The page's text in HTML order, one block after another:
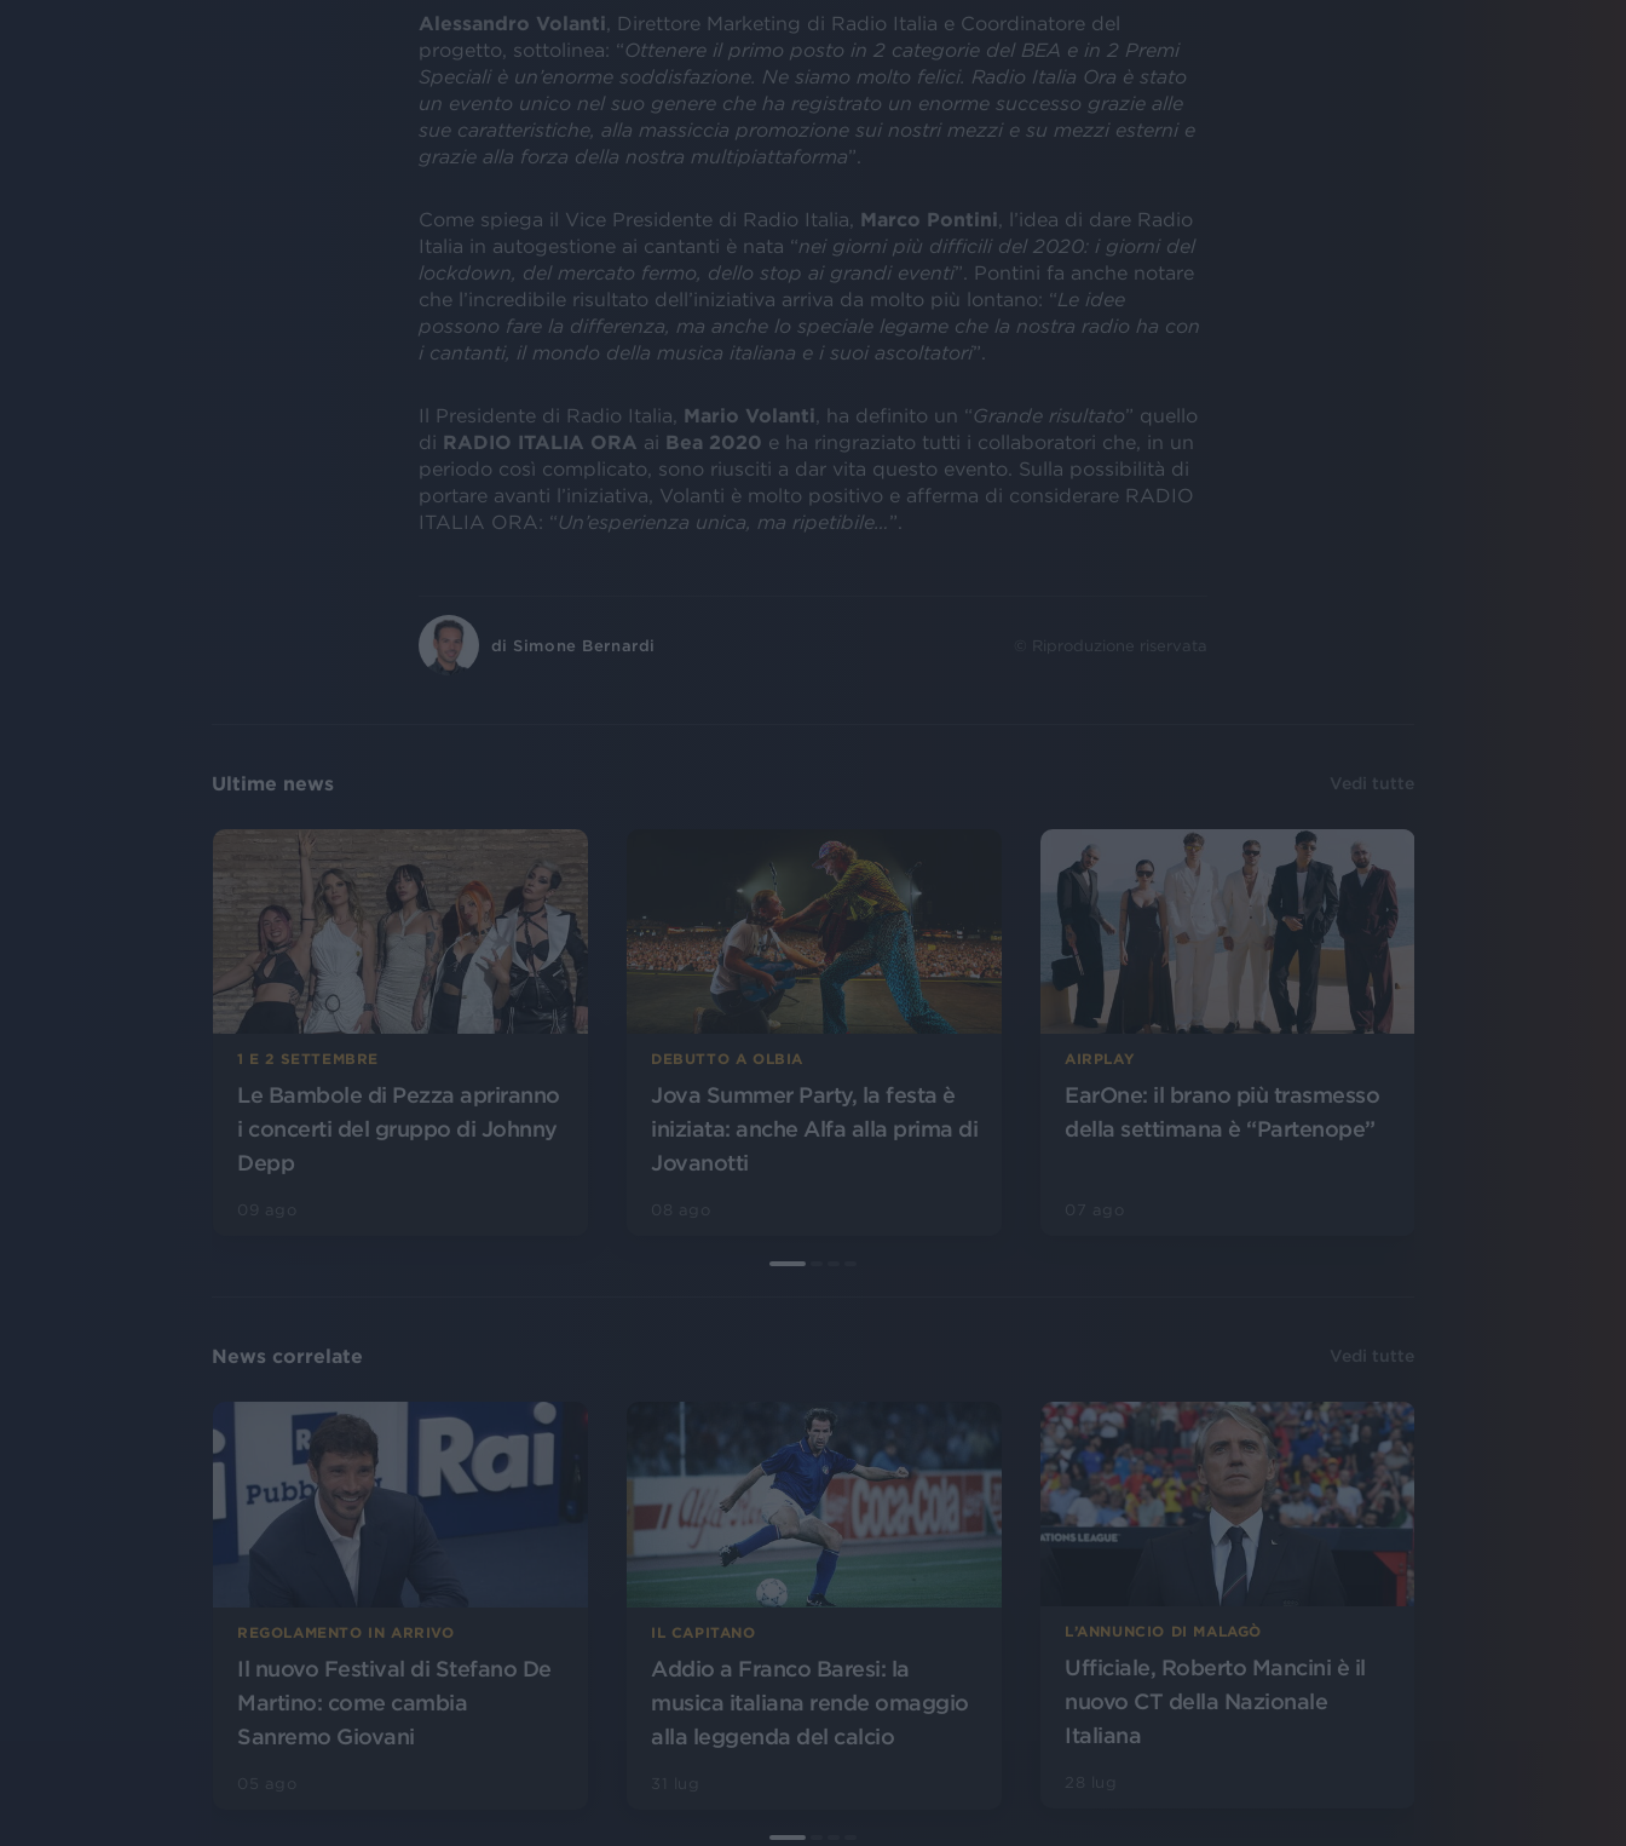
Alessandro Volanti , Direttore Marketing di Radio Italia e Coordinatore del
progetto, sottolinea: “Ottenere il primo posto in 2 categorie del BEA e in 2 Premi
Speciali è un’enorme soddisfazione. Ne siamo molto felici. Radio Italia Ora è stato
un evento unico nel suo genere che ha registrato un enorme successo grazie alle
sue caratteristiche, alla massiccia promozione sui nostri mezzi e su mezzi esterni e
grazie alla forza della nostra multipiattaforma”.
Come spiega il Vice Presidente di Radio Italia, Marco Pontini , l’idea di dare Radio
Italia in autogestione ai cantanti è nata “nei giorni più difficili del 2020: i giorni del
lockdown, del mercato fermo, dello stop ai grandi eventi”. Pontini fa anche notare
che l’incredibile risultato dell’iniziativa arriva da molto più lontano: “Le idee
possono fare la differenza, ma anche lo speciale legame che la nostra radio ha con
i cantanti, il mondo della musica italiana e i suoi ascoltatori”.
Il Presidente di Radio Italia, Mario Volanti , ha definito un “Grande risultato” quello
di RADIO ITALIA ORA ai Bea 2020 e ha ringraziato tutti i collaboratori che, in un
periodo così complicato, sono riusciti a dar vita questo evento. Sulla possibilità di
portare avanti l’iniziativa, Volanti è molto positivo e afferma di considerare RADIO
ITALIA ORA: “Un’esperienza unica, ma ripetibile… ”.
di Simone Bernardi © Riproduzione riservata
Ultime news Vedi tutte
1 E 2 SETTEMBRE
Le Bambole di Pezza apriranno
i concerti del gruppo di Johnny
Depp
DEBUTTO A OLBIA
Jova Summer Party, la festa è
iniziata: anche Alfa alla prima di
Jovanotti
AIRPLAY
EarOne: il brano più trasmesso
della settimana è “Partenope”
News correlate Vedi tutte
REGOLAMENTO IN ARRIVO
Il nuovo Festival di Stefano De
Martino: come cambia
Sanremo Giovani
IL CAPITANO
Addio a Franco Baresi: la
musica italiana rende omaggio
alla leggenda del calcio
L’ANNUNCIO DI MALAGÒ
Ufficiale, Roberto Mancini è il
nuovo CT della Nazionale
Italiana